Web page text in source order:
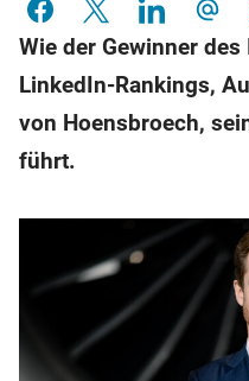
Wie der Gewinner des
LinkedIn-Rankings,
von Hoensbroech,
führt.